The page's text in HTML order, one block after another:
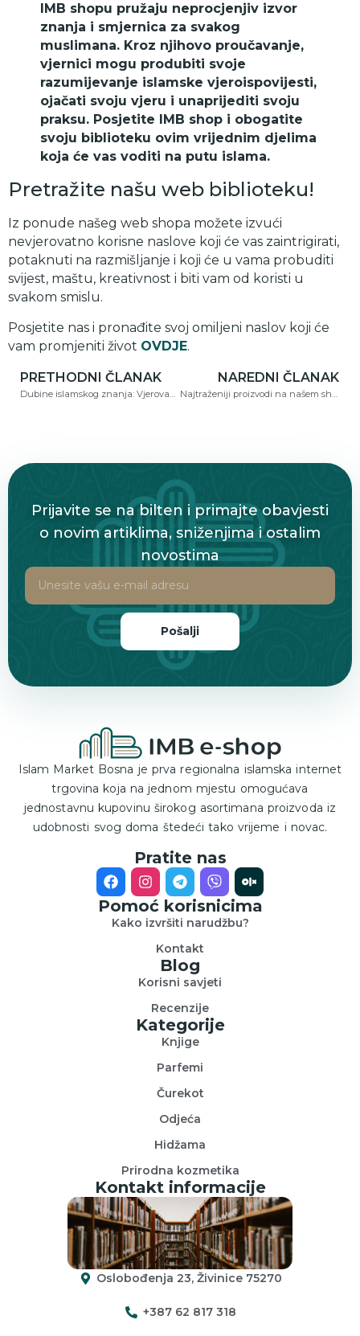
IMB shopu pružaju neprocjenjiv izvor
znanja i smjernica za svakog
muslimana. Kroz njihovo proučavanje,
vjernici mogu produbiti svoje
razumijevanje islamske vjeroispovijesti,
ojačati svoju vjeru i unaprijediti svoju
praksu. Posjetite IMB shop i obogatite
svoju biblioteku ovim vrijednim djelima
koja će vas voditi na putu islama.
Pretražite našu web biblioteku!
Iz ponude našeg web shopa možete izvući
nevjerovatno korisne naslove koji će vas zaintrigirati,
potaknuti na razmišljanje i koji će u vama probuditi
svijest, maštu, kreativnost i biti vam od koristi u
svakom smislu.
Posjetite nas i pronađite svoj omiljeni naslov koji će
vam promjeniti život OVDJE.
PRETHODNI ČLANAK
Dubine islamskog znanja: Vjerovanje, Tefsir i Historija
NAREDNI ČLANAK
Najtraženiji proizvodi na našem shopu koje morate imati!
Prijavite se na bilten i primajte obavjesti
o novim artiklima, sniženjima i ostalim
novostima
Pošalji
Islam Market Bosna je prva regionalna islamska internet
trgovina koja na jednom mjestu omogućava
jednostavnu kupovinu širokog asortimana proizvoda iz
udobnosti svog doma štedeći tako vrijeme i novac.
Pratite nas
Pomoć korisnicima
Kako izvršiti narudžbu?
Kontakt
Blog
Korisni savjeti
Recenzije
Kategorije
Knjige
Parfemi
Čurekot
Odjeća
Hidžama
Prirodna kozmetika
Kontakt informacije
Oslobođenja 23, Živinice 75270
+387 62 817 318